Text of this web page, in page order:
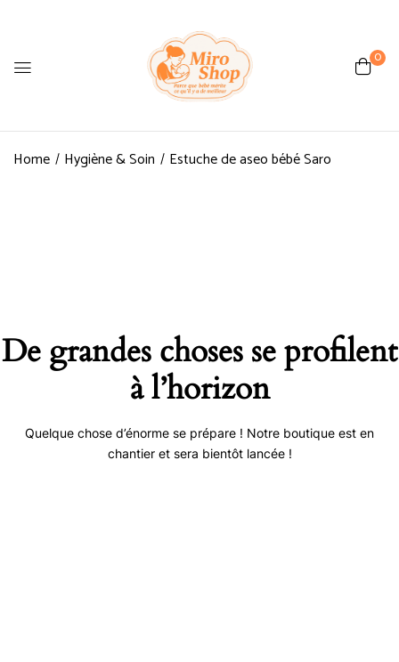
0
Home Hygiène & Soin Estuche de aseo bébé Saro
De grandes choses se profilent
à l’horizon
Quelque chose d’énorme se prépare ! Notre boutique est en
chantier et sera bientôt lancée !